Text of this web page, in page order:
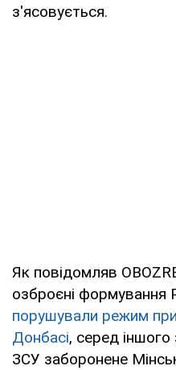
з'ясовується.
Як повідомляв
озброєні формування
порушували режим
Донбасі, серед
ЗСУ заборонене